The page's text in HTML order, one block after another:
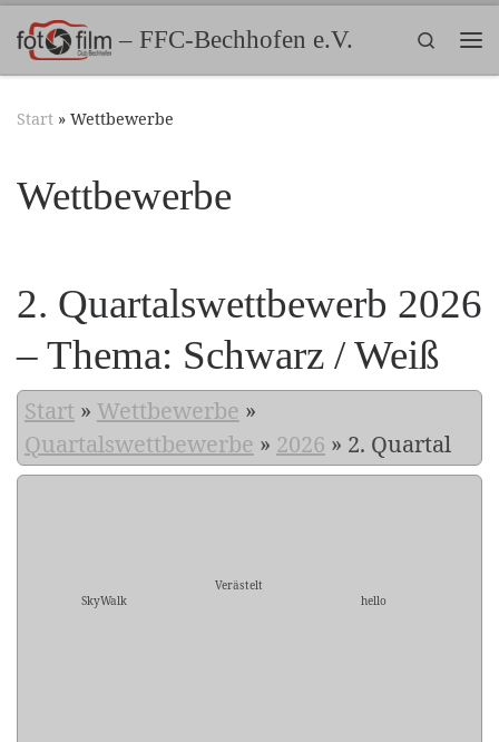
Zum Inhalt springen– FFC-Bechhofen e.V.
Search
Start » Wettbewerbe
Wettbewerbe
2. Quartalswettbewerb 2026
– Thema: Schwarz / Weiß
Start » Wettbewerbe »
Quartalswettbewerbe » 2026 » 2. Quartal
SkyWalk
Verästelt
hello